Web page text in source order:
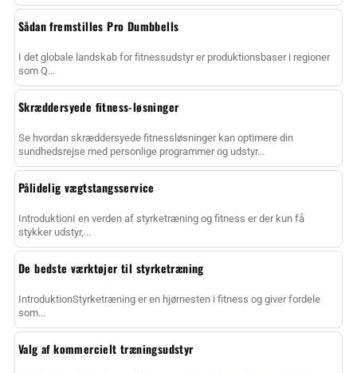
Sådan fremstilles Pro Dumbbells
I det globale landskab for fitnessudstyr er produktionsbaser i regioner
som Q...
Skræddersyede fitness-løsninger
Se hvordan skræddersyede fitnessløsninger kan optimere din
sundhedsrejse med personlige programmer og udstyr...
Pålidelig vægtstangsservice
IntroduktionI en verden af styrketræning og fitness er der kun få
stykker udstyr,...
De bedste værktøjer til styrketræning
IntroduktionStyrketræning er en hjørnesten i fitness og giver fordele
som...
Valg af kommercielt træningsudstyr